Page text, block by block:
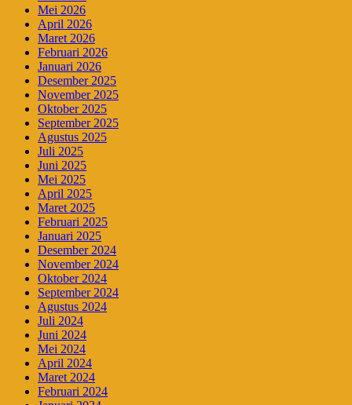
Mei 2026
April 2026
Maret 2026
Februari 2026
Januari 2026
Desember 2025
November 2025
Oktober 2025
September 2025
Agustus 2025
Juli 2025
Juni 2025
Mei 2025
April 2025
Maret 2025
Februari 2025
Januari 2025
Desember 2024
November 2024
Oktober 2024
September 2024
Agustus 2024
Juli 2024
Juni 2024
Mei 2024
April 2024
Maret 2024
Februari 2024